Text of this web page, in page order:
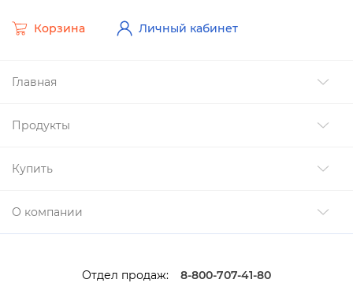
Главная
Продукты
Купить
О компании
Корзина Личный кабинет
Отдел продаж:
8-800-707-41-80